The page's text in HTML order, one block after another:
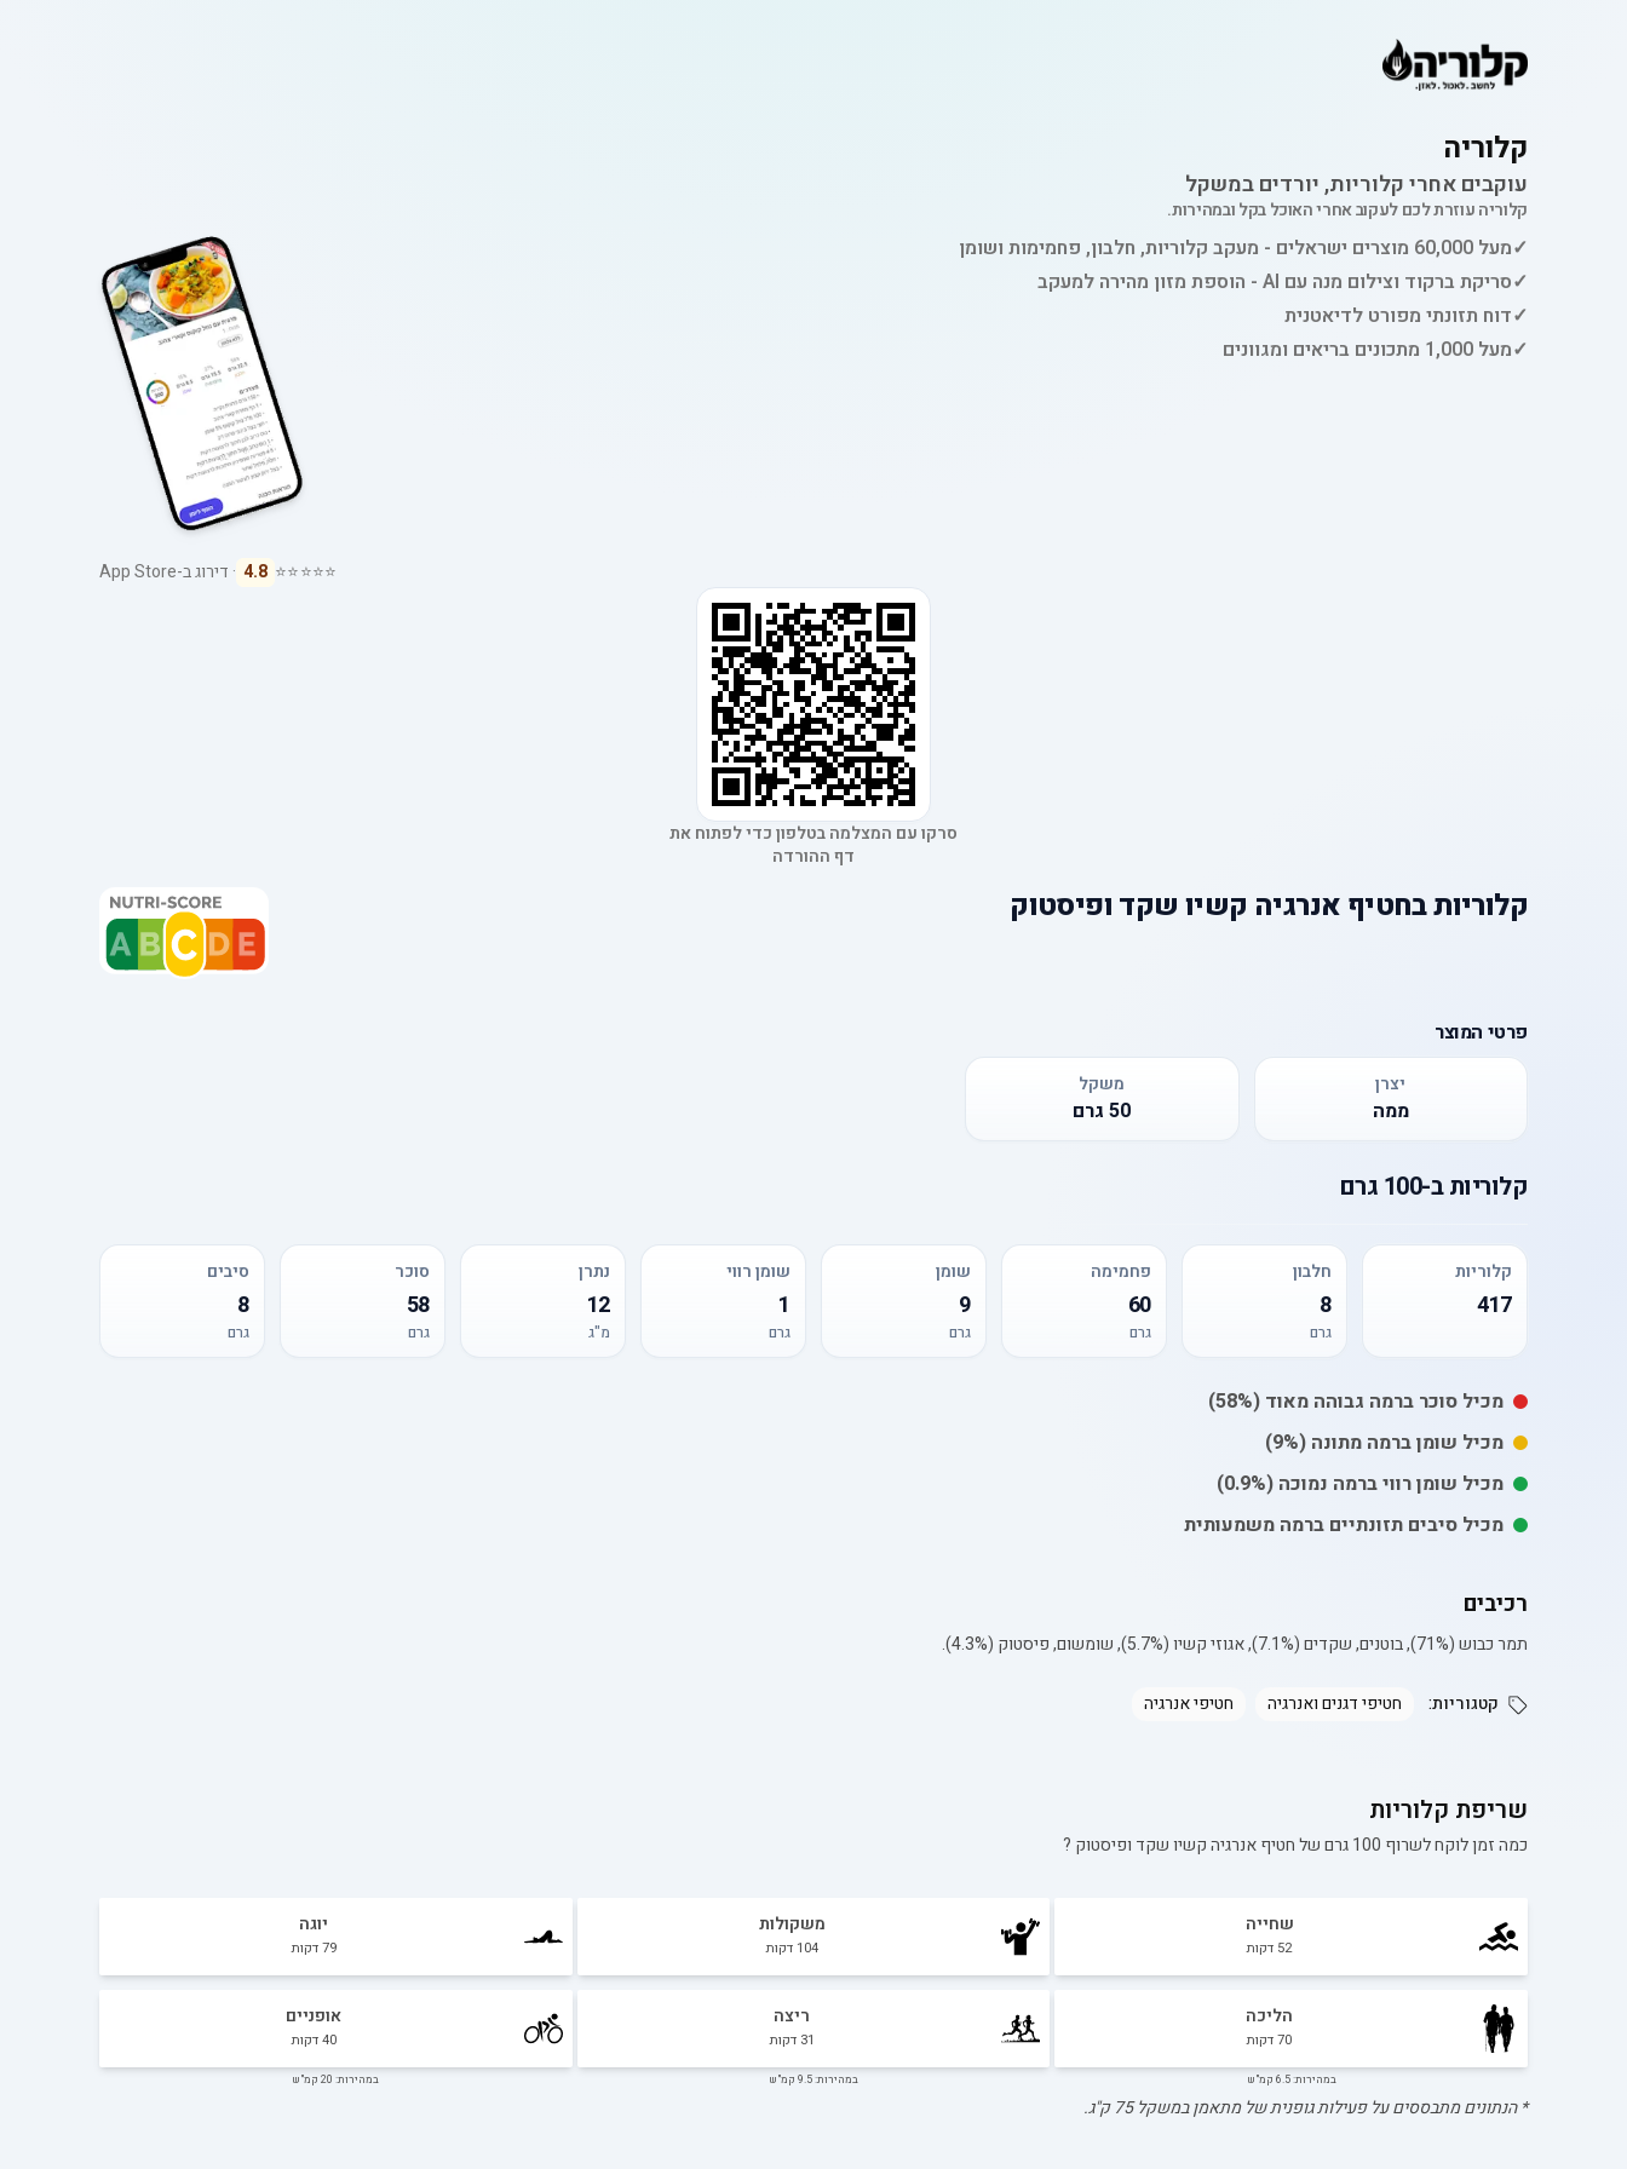
קלוריה
עוקבים אחרי קלוריות, יורדים במשקל
קלוריה עוזרת לכם לעקוב אחרי האוכל בקל ובמהירות.
✓מעל 60,000 מוצרים ישראלים - מעקב קלוריות, חלבון, פחמימות ושומן
✓סריקת ברקוד וצילום מנה עם AI - הוספת מזון מהירה למעקב
✓דוח תזונתי מפורט לדיאטנית
✓מעל 1,000 מתכונים בריאים ומגוונים
⭐⭐⭐⭐⭐
4.8 · דירוג ב-App Store
סרקו עם המצלמה בטלפון כדי לפתוח את
דף ההורדה
קלוריותבחטיף אנרגיה קשיו שקד ופיסטוק
פרטי המוצר
יצרן
ממה
משקל
50 גרם
קלוריותב-100 גרם
קלוריות
417
חלבון
8
גרם
פחמימה
60
גרם
שומן
9
גרם
שומן רווי
1
גרם
נתרן
12
מ"ג
סוכר
58
גרם
סיבים
8
גרם
מכיל סוכר ברמה גבוהה מאוד (58%)
מכיל שומןברמה מתונה (9%)
מכיל שומן רוויברמה נמוכה (0.9%)
מכיל סיבים תזונתיים ברמה משמעותית
רכיבים
תמר כבוש (71%), בוטנים, שקדים (7.1%), אגוזי קשיו (5.7%), שומשום, פיסטוק (4.3%).
קטגוריות: חטיפי דגנים ואנרגיה חטיפי אנרגיה
שריפת קלוריות
כמה זמן לוקח לשרוף 100 גרם של חטיף אנרגיה קשיו שקד ופיסטוק ?
שחייה
52 דקות
משקולות
104 דקות
יוגה
79דקות
הליכה
70דקות
במהירות: 6.5 קמ"ש
ריצה
31 דקות
במהירות: 9.5 קמ"ש
אופניים
40דקות
במהירות: 20 קמ"ש
* הנתונים מתבססים על פעילות גופנית של מתאמן במשקל75ק"ג.